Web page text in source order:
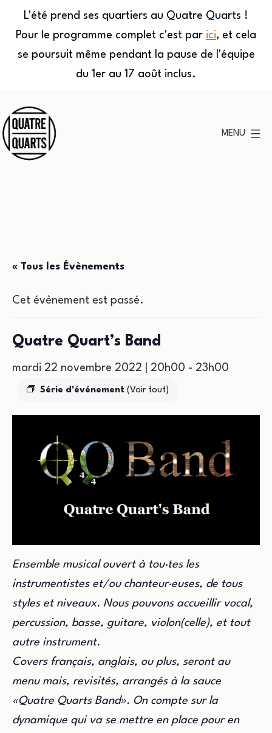
L'été prend ses quartiers au Quatre Quarts !
Pour le programme complet c'est par ici, et cela
se poursuit même pendant la pause de l'équipe
du 1er au 17 août inclus.
au
contenu
MENU
« Tous les Évènements
Cet évènement est passé.
Quatre Quart’s Band
mardi 22 novembre 2022 | 20h00 - 23h00
Série d'événement (Voir tout)
Ensemble musical ouvert à tou·tes les
instrumentistes et/ou chanteur·euses, de tous
styles et niveaux. Nous pouvons accueillir vocal,
percussion, basse, guitare, violon(celle), et tout
autre instrument.
Covers français, anglais, ou plus, seront au
menu mais, revisités, arrangés à la sauce
«Quatre Quarts Band». On compte sur la
dynamique qui va se mettre en place pour en